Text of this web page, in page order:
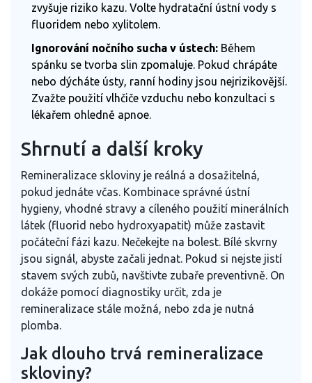
zvyšuje riziko kazu. Volte hydratační ústní vody s
fluoridem nebo xylitolem.
Ignorování nočního sucha v ústech: Během
spánku se tvorba slin zpomaluje. Pokud chrápáte
nebo dýcháte ústy, ranní hodiny jsou nejrizikovější.
Zvažte použití vlhčiče vzduchu nebo konzultaci s
lékařem ohledně apnoe.
Shrnutí a další kroky
Remineralizace skloviny je reálná a dosažitelná,
pokud jednáte včas. Kombinace správné ústní
hygieny, vhodné stravy a cíleného použití minerálních
látek (fluorid nebo hydroxyapatit) může zastavit
počáteční fázi kazu. Nečekejte na bolest. Bílé skvrny
jsou signál, abyste začali jednat. Pokud si nejste jistí
stavem svých zubů, navštivte zubaře preventivně. On
dokáže pomocí diagnostiky určit, zda je
remineralizace stále možná, nebo zda je nutná
plomba.
Jak dlouho trvá remineralizace
skloviny?